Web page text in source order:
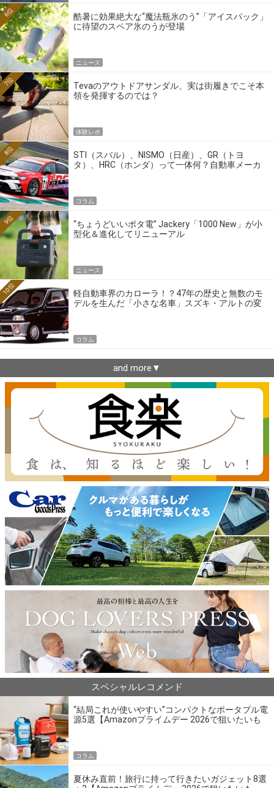
酷暑に効果絶大な“魔法瓶氷のう”「アイスパック」
に待望のスペア氷のうが登場
6位
ニュース
Tevaのアウトドアサンダル、実は街履きでこそ本
領を発揮するのでは？
7位
体験レポ
STI（スバル）、NISMO（日産）、GR（トヨ
タ）、HRC（ホンダ）って一体何？自動車メーカ
8位
コラム
“ちょうどいいポタ電” Jackery「1000 New」が小
型化＆進化してリニューアル
9位
ニュース
軽自動車界のカローラ！？47年の歴史と無数のモ
デルを生んだ「小さな名車」スズキ・アルトの変
10位
コラム
and more▼
スペシャルレコメンド
“結局これが使いやすい”コンパクトなポータブル電
源5選【Amazonプライムデー 2026で狙いたいも
コラム
夏休み直前！旅行に持って行きたいガジェット8選